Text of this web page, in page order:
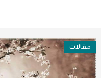
مقالات
فن وثقافة
عربية ودولية